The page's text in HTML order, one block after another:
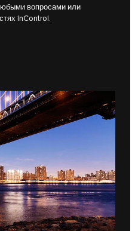
вопросами или
InControl.